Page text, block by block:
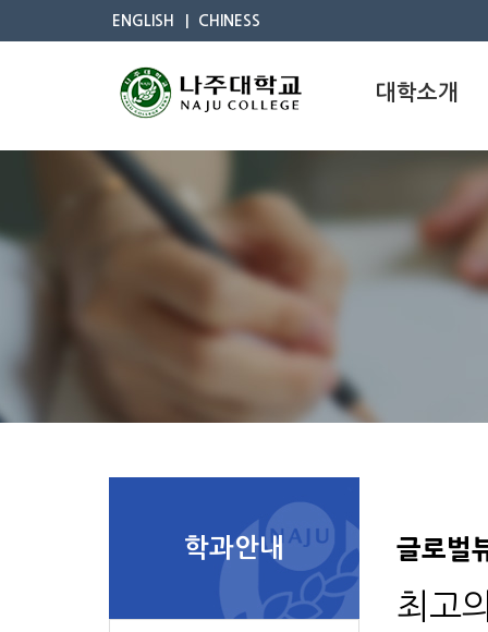
ENGLISH CHINESS
대학소개
학과안내 글로벌
최고